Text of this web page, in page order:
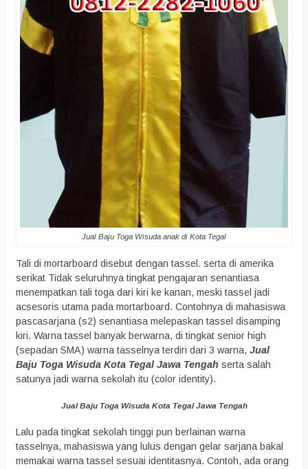
Jual Baju Toga Wisuda anak di Kota Tegal
Tali di mortarboard disebut dengan tassel. serta di amerika
serikat Tidak seluruhnya tingkat pengajaran senantiasa
menempatkan tali toga dari kiri ke kanan, meski tassel jadi
acsesoris utama pada mortarboard. Contohnya di mahasiswa
pascasarjana (s2) senantiasa melepaskan tassel disamping
kiri. Warna tassel banyak berwarna, di tingkat senior high
(sepadan SMA) warna tasselnya terdiri dari 3 warna, Jual
Baju Toga Wisuda Kota Tegal Jawa Tengah serta salah
satunya jadi warna sekolah itu (color identity).
Jual Baju Toga Wisuda Kota Tegal Jawa Tengah
Lalu pada tingkat sekolah tinggi pun berlainan warna
tasselnya, mahasiswa yang lulus dengan gelar sarjana bakal
memakai warna tassel sesuai identitasnya. Contoh, ada orang